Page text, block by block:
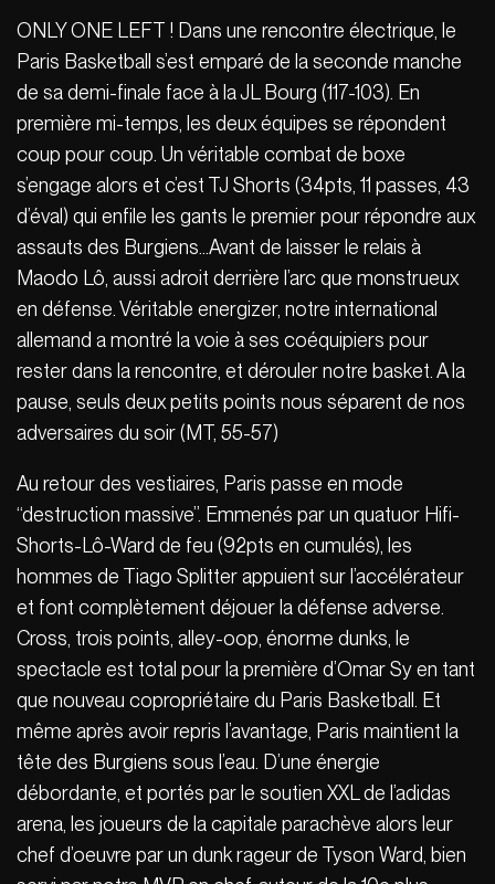
ONLY ONE LEFT ! Dans une rencontre électrique, le
Paris Basketball s’est emparé de la seconde manche
de sa demi-finale face à la JL Bourg (117-103). En
première mi-temps, les deux équipes se répondent
coup pour coup. Un véritable combat de boxe
s’engage alors et c’est TJ Shorts (34pts, 11 passes, 43
d’éval) qui enfile les gants le premier pour répondre aux
assauts des Burgiens…Avant de laisser le relais à
Maodo Lô, aussi adroit derrière l’arc que monstrueux
en défense. Véritable energizer, notre international
allemand a montré la voie à ses coéquipiers pour
rester dans la rencontre, et dérouler notre basket. A la
pause, seuls deux petits points nous séparent de nos
adversaires du soir (MT, 55-57)
Au retour des vestiaires, Paris passe en mode
“destruction massive”. Emmenés par un quatuor Hifi-
Shorts-Lô-Ward de feu (92pts en cumulés), les
hommes de Tiago Splitter appuient sur l’accélérateur
et font complètement déjouer la défense adverse.
Cross, trois points, alley-oop, énorme dunks, le
spectacle est total pour la première d’Omar Sy en tant
que nouveau copropriétaire du Paris Basketball. Et
même après avoir repris l’avantage, Paris maintient la
tête des Burgiens sous l’eau. D’une énergie
débordante, et portés par le soutien XXL de l’adidas
arena, les joueurs de la capitale parachève alors leur
chef d’oeuvre par un dunk rageur de Tyson Ward, bien